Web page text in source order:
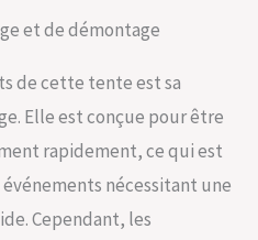
et de démontage
de cette tente est sa
Elle est conçue pour être
rapidement, ce qui est
nécessitant une
Cependant, les